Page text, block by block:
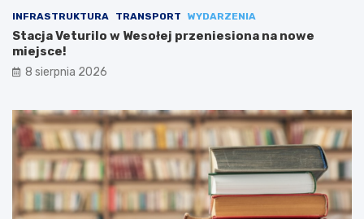
INFRASTRUKTURA TRANSPORT WYDARZENIA
Stacja Veturilo w Wesołej przeniesiona na nowe
miejsce!
8 sierpnia 2026